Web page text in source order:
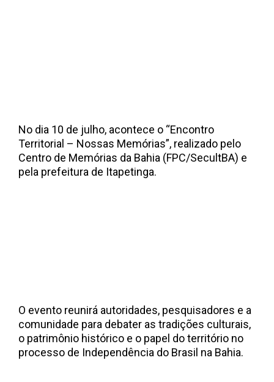
No dia 10 de julho, acontece o “Encontro
Territorial – Nossas Memórias”, realizado pelo
Centro de Memórias da Bahia (FPC/SecultBA) e
pela prefeitura de Itapetinga.
O evento reunirá autoridades, pesquisadores e a
comunidade para debater as tradições culturais,
o patrimônio histórico e o papel do território no
processo de Independência do Brasil na Bahia.